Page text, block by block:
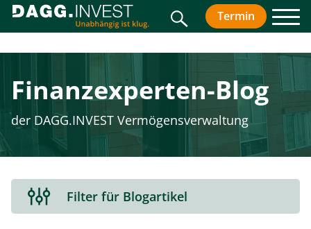
SucheTermin
Finanz­experten-Blog
der DAGG.INVEST Vermögensverwaltung
aus-
oder
Filter für Blogartikel